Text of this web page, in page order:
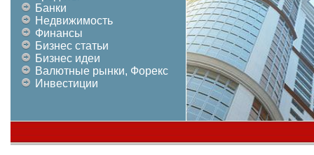
Банки
Недвижимость
Финансы
Бизнес статьи
Бизнес идеи
Валютные рынки, Форекс
Инвестиции